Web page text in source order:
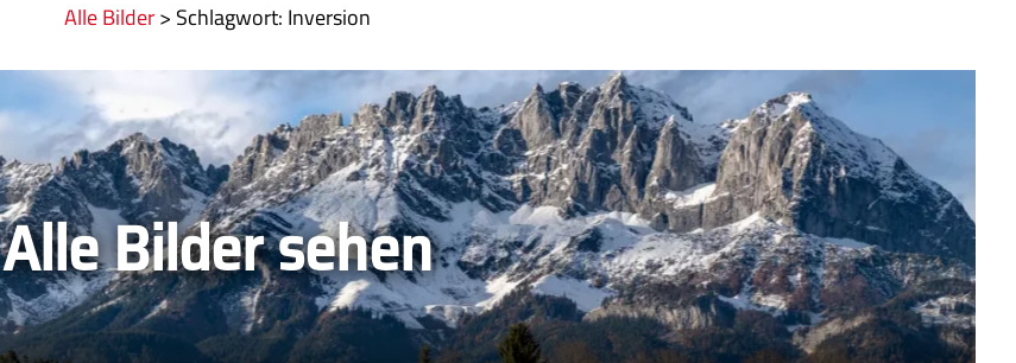
Alle Bilder> : Inversion
Alle Bilder sehen